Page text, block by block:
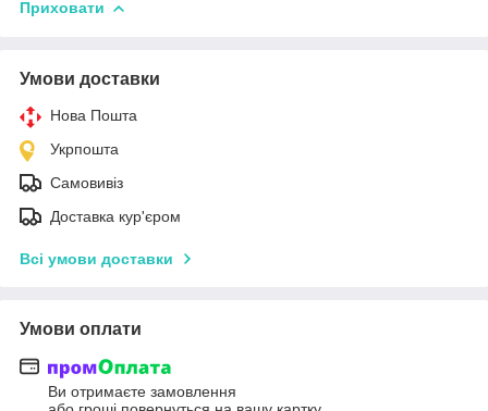
Приховати
Умови доставки
Нова Пошта
Укрпошта
Самовивіз
Доставка кур'єром
Всі умови доставки
Умови оплати
Ви отримаєте замовлення